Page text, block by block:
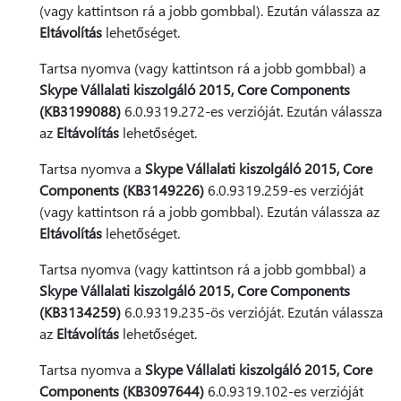
(vagy kattintson rá a jobb gombbal). Ezután válassza az
Eltávolítás lehetőséget.
Tartsa nyomva (vagy kattintson rá a jobb gombbal) a
Skype Vállalati kiszolgáló 2015, Core Components
(KB3199088) 6.0.9319.272-es verzióját. Ezután válassza
az Eltávolítás lehetőséget.
Tartsa nyomva a Skype Vállalati kiszolgáló 2015, Core
Components (KB3149226) 6.0.9319.259-es verzióját
(vagy kattintson rá a jobb gombbal). Ezután válassza az
Eltávolítás lehetőséget.
Tartsa nyomva (vagy kattintson rá a jobb gombbal) a
Skype Vállalati kiszolgáló 2015, Core Components
(KB3134259) 6.0.9319.235-ös verzióját. Ezután válassza
az Eltávolítás lehetőséget.
Tartsa nyomva a Skype Vállalati kiszolgáló 2015, Core
Components (KB3097644) 6.0.9319.102-es verzióját